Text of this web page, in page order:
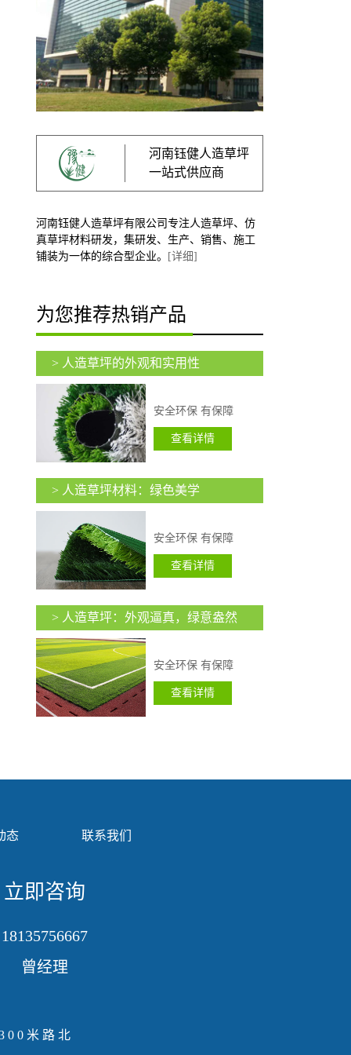
河南钰健人造草坪
一站式供应商
河南钰健人造草坪有限公司专注人造草坪、仿
真草坪材料研发，集研发、生产、销售、施工
铺装为一体的综合型企业。
[详细]
为您推荐热销产品
> 人造草坪的外观和实用性
安全环保 有保障
查看详情
> 人造草坪材料：绿色美学
安全环保 有保障
查看详情
> 人造草坪：外观逼真，绿意盎然
安全环保 有保障
查看详情
态 联系我们
立即咨询
18135756667
曾经理
米路北